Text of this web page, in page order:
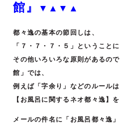
館』
▼▲▼▲
都々逸の基本の節回しは、
「７・７・７・５」ということ
その他いろいろな原則があるの
館」では、
例えば「字余り」などのルール
【お風呂に関するネオ都々逸】
メールの件名に「お風呂都々逸